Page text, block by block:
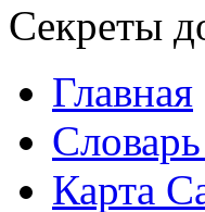
Секреты
Главная
Карта